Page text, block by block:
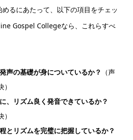
るにあたって、以下の項目をチェッ
Gospel Collegeなら、これらすべ
声の基礎が身についているか？
（声
、リズム良く発音できているか？
とリズムを完璧に把握しているか？